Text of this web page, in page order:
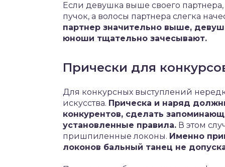
Если девушка выше своего
пучок, а волосы партнера слегка
партнер значительно выше,
юноши тщательно зачесывают.
Прически для
Для конкурсных выступлений
искусства. Прическа и наряд
конкурентов, сделать
установленные правила. В этом
пришпиленные локоны. Именно
локонов бальный танец не